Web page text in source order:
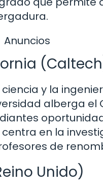
Anuncios
y la
alberga el
en la
de
Unido)